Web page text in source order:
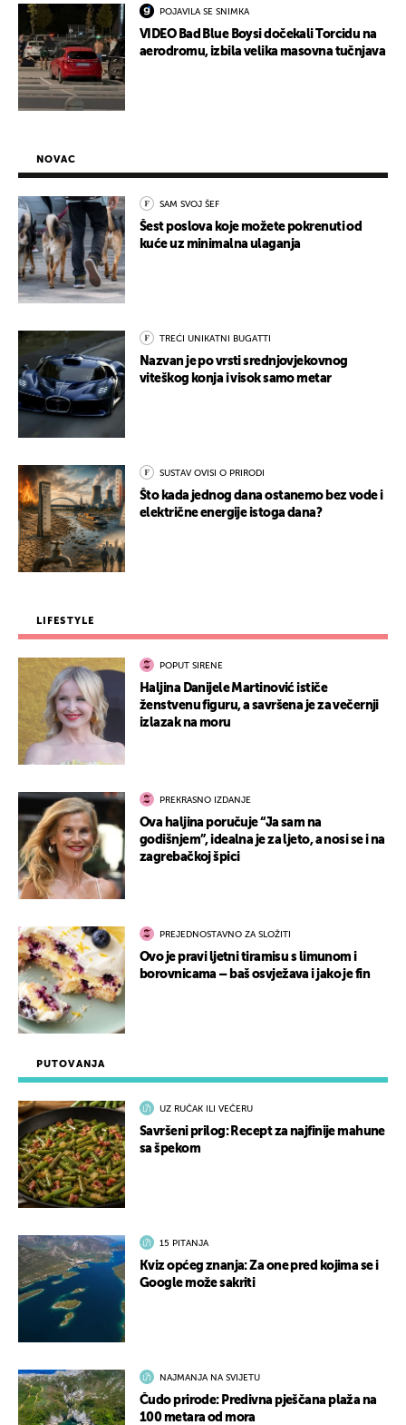
POJAVILA SE SNIMKA
VIDEO Bad Blue Boysi dočekali Torcidu na
aerodromu, izbila velika masovna tučnjava
PUTOVANJA
UZ RUČAK ILI VEČERU
Savršeni prilog: Recept za najfinije mahune
sa špekom
15 PITANJA
Kviz općeg znanja: Za one pred kojima se i
Google može sakriti
NAJMANJA NA SVIJETU
Čudo prirode: Predivna pješčana plaža na
100 metara od mora
NOVAC
SAM SVOJ ŠEF
Šest poslova koje možete pokrenuti od
kuće uz minimalna ulaganja
TREĆI UNIKATNI BUGATTI
Nazvan je po vrsti srednjovjekovnog
viteškog konja i visok samo metar
SUSTAV OVISI O PRIRODI
Što kada jednog dana ostanemo bez vode i
električne energije istoga dana?
LIFESTYLE
POPUT SIRENE
Haljina Danijele Martinović ističe
ženstvenu figuru, a savršena je za večernji
izlazak na moru
PREKRASNO IZDANJE
Ova haljina poručuje “Ja sam na
godišnjem”, idealna je za ljeto, a nosi se i na
zagrebačkoj špici
PREJEDNOSTAVNO ZA SLOŽITI
Ovo je pravi ljetni tiramisu s limunom i
borovnicama – baš osvježava i jako je fin